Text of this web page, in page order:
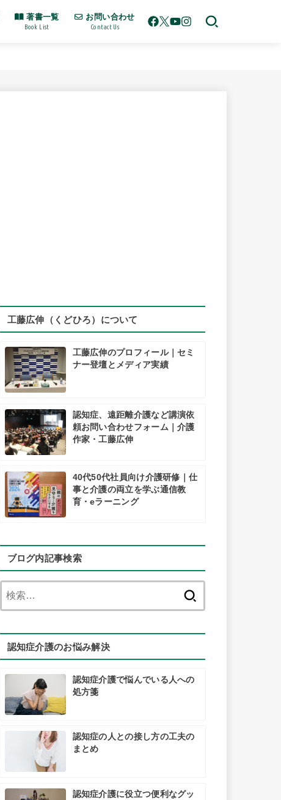
著書一覧
Book List
お問い合わせ
Contact Us
工藤広伸（くどひろ）について
工藤広伸のプロフィール｜セミ
ナー登壇とメディア実績
認知症、遠距離介護など講演依
頼お問い合わせフォーム｜介護
作家・工藤広伸
40代50代社員向け介護研修｜仕
事と介護の両立を学ぶ通信教
育・eラーニング
ブログ内記事検索
認知症介護のお悩み解決
認知症介護で悩んでいる人への
処方箋
認知症の人との接し方の工夫の
まとめ
認知症介護に役立つ便利なグッ